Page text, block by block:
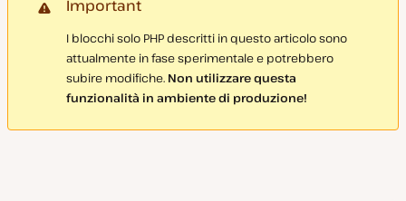
Important
I blocchi solo PHP descritti in questo articolo sono
attualmente in fase sperimentale e potrebbero
subire modifiche. Non utilizzare questa
funzionalità in ambiente di produzione!